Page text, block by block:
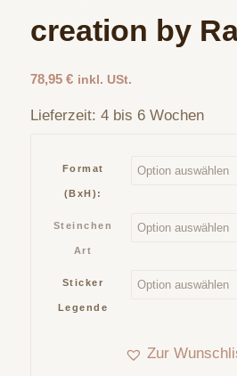
creation by
78,95 € inkl. USt.
Lieferzeit: 4 bis 6 Wochen
Format
(BxH):
Steinchen
Art
Sticker
Legende
Zur